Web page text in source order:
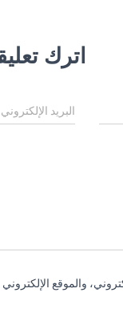
اترك
البريد
والموقع